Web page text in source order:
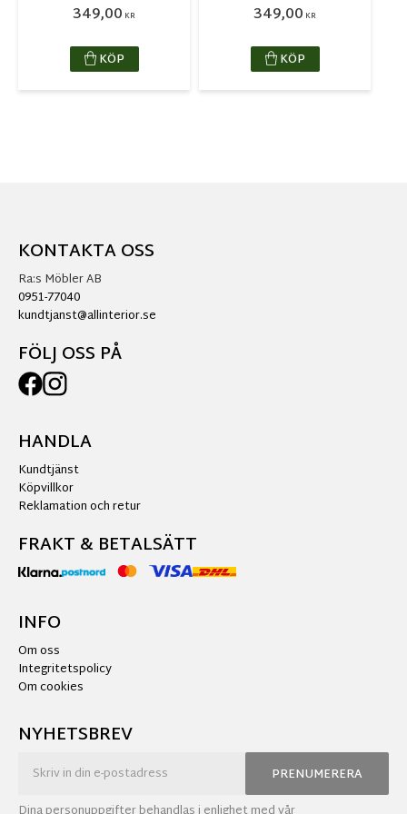
349,00 KR
KÖP
349,00 KR
KÖP
KONTAKTA OSS
Ra:s Möbler AB
0951-77040
kundtjanst@allinterior.se
FÖLJ OSS PÅ
HANDLA
Kundtjänst
Köpvillkor
Reklamation och retur
FRAKT & BETALSÄTT
INFO
Om oss
Integritetspolicy
Om cookies
NYHETSBREV
PRENUMERERA